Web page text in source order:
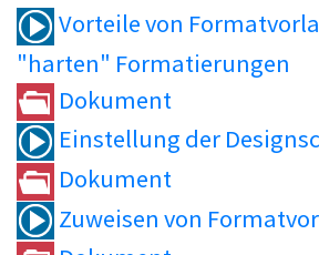
Vorteile von
"harten" Formatierungen
Dokument
Einstellung der
Dokument
Zuweisen von